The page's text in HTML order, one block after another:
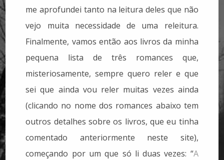
me aprofundei tanto na leitura deles que não
vejo muita necessidade de uma releitura.
Finalmente, vamos então aos livros da minha
pequena lista de três romances que,
misteriosamente, sempre quero reler e que
sei que ainda vou reler muitas vezes ainda
(clicando no nome dos romances abaixo tem
outros detalhes sobre os livros, que eu tinha
comentado anteriormente neste site),
começando por um que só li duas vezes: “A